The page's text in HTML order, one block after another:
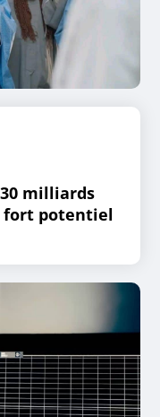
milliards
fort potentiel